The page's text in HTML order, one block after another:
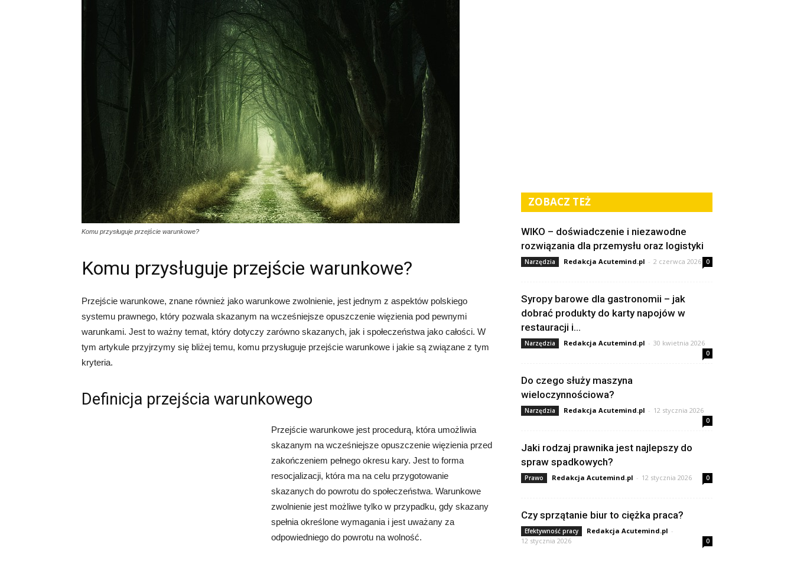
Komu przysługuje przejście warunkowe?
Komu przysługuje przejście warunkowe?
Przejście warunkowe, znane również jako warunkowe zwolnienie, jest jednym z aspektów polskiego
systemu prawnego, który pozwala skazanym na wcześniejsze opuszczenie więzienia pod pewnymi
warunkami. Jest to ważny temat, który dotyczy zarówno skazanych, jak i społeczeństwa jako całości. W
tym artykule przyjrzymy się bliżej temu, komu przysługuje przejście warunkowe i jakie są związane z tym
kryteria.
Definicja przejścia warunkowego
Przejście warunkowe jest procedurą, która umożliwia
skazanym na wcześniejsze opuszczenie więzienia przed
zakończeniem pełnego okresu kary. Jest to forma
resocjalizacji, która ma na celu przygotowanie
skazanych do powrotu do społeczeństwa. Warunkowe
zwolnienie jest możliwe tylko w przypadku, gdy skazany
spełnia określone wymagania i jest uważany za
odpowiedniego do powrotu na wolność.
ZOBACZ TEŻ
WIKO – doświadczenie i niezawodne
rozwiązania dla przemysłu oraz logistyki
Narzędzia Redakcja Acutemind.pl - 2 czerwca 2026 0
Syropy barowe dla gastronomii – jak
dobrać produkty do karty napojów w
restauracji i...
Narzędzia Redakcja Acutemind.pl - 30 kwietnia 2026
0
Do czego służy maszyna
wieloczynnościowa?
Narzędzia Redakcja Acutemind.pl - 12 stycznia 2026
0
Jaki rodzaj prawnika jest najlepszy do
spraw spadkowych?
Prawo Redakcja Acutemind.pl - 12 stycznia 2026 0
Czy sprzątanie biur to ciężka praca?
Efektywność pracy Redakcja Acutemind.pl -
12 stycznia 2026
0